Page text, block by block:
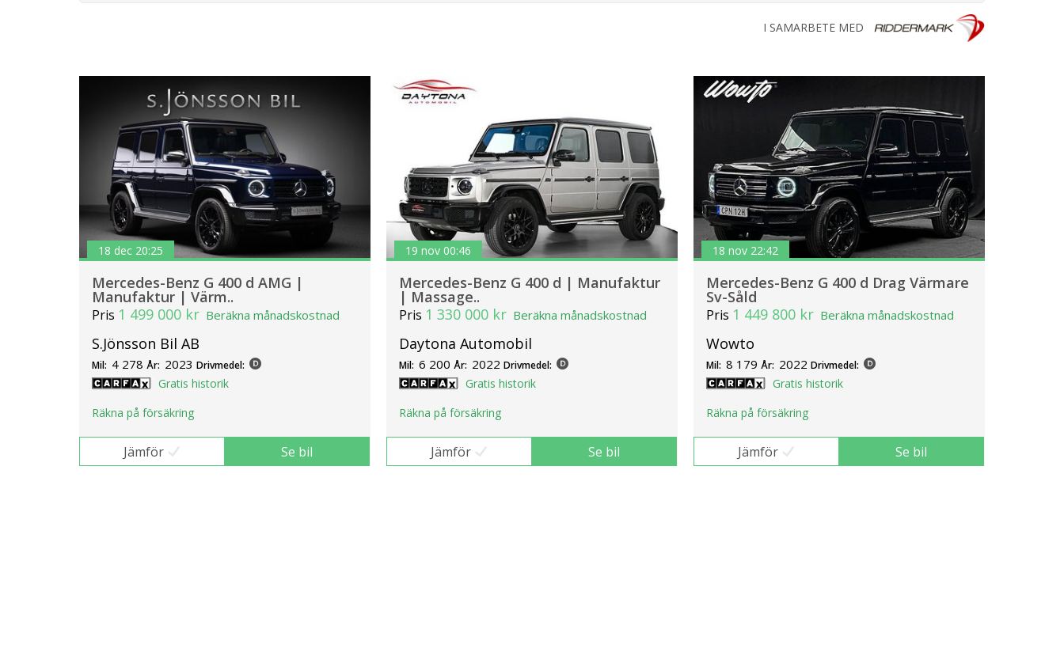
I SAMARBETE MED
18 dec 20:25
Mercedes-Benz G 400 d AMG |
Manufaktur | Värm..
Pris 1 499 000 kr Beräkna månadskostnad
S.Jönsson Bil AB
Mil: 4 278 År: 2023 Drivmedel:
Gratis historik
Räkna på försäkring
Jämför Se bil
19 nov 00:46
Mercedes-Benz G 400 d | Manufaktur
| Massage..
Pris 1 330 000 kr Beräkna månadskostnad
Daytona Automobil
Mil: 6 200 År: 2022 Drivmedel:
Gratis historik
Räkna på försäkring
Jämför Se bil
18 nov 22:42
Mercedes-Benz G 400 d Drag Värmare
Sv-Såld
Pris 1 449 800 kr Beräkna månadskostnad
Wowto
Mil: 8 179 År: 2022 Drivmedel:
Gratis historik
Räkna på försäkring
Jämför Se bil